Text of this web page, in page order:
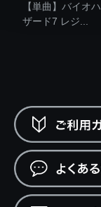
【単曲】バイオハ
ザード7 レジ...